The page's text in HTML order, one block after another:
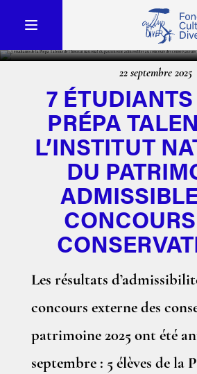
22 septembre 2025
7
PRÉPA
L’INSTITUT
DU
Les résultats
concours externe des
patrimoine 2025 ont été
septembre : 5 élèves de la